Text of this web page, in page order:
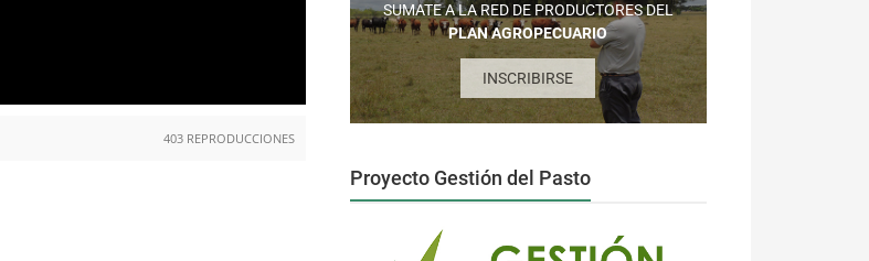
403 REPRODUCCIONES
SUMATE A LA RED DE PRODUCTORES DEL
PLAN AGROPECUARIO
INSCRIBIRSE
Proyecto Gestión del Pasto